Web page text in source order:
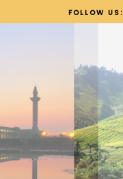
FOLLOW US: